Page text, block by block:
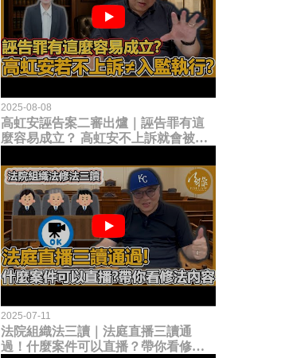
2025-08-08
高虹安誣告案二審出爐｜誣告罪有這
麼容易成立？ 高虹安不上訴就會被
2025-07-11
法院組織法三讀｜法庭直播三讀通
過！什麼案件可以直播？帶你看修法